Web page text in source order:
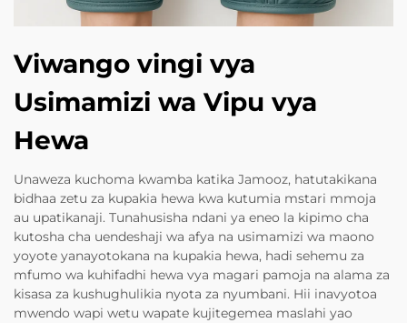
Viwango vingi vya
Usimamizi wa Vipu vya
Hewa
Unaweza kuchoma kwamba katika Jamooz, hatutakikana
bidhaa zetu za kupakia hewa kwa kutumia mstari mmoja
au upatikanaji. Tunahusisha ndani ya eneo la kipimo cha
kutosha cha uendeshaji wa afya na usimamizi wa maono
yoyote yanayotokana na kupakia hewa, hadi sehemu za
mfumo wa kuhifadhi hewa vya magari pamoja na alama za
kisasa za kushughulikia nyota za nyumbani. Hii inavyotoa
mwendo wapi wetu wapate kujitegemea maslahi yao